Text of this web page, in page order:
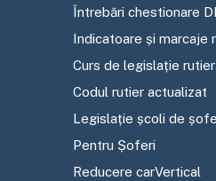
Întrebări chestionare
Indicatoare și marcaje
Curs de legislație
Codul rutier actualizat
Legislație școli de
Pentru Șoferi
Reducere carVertical